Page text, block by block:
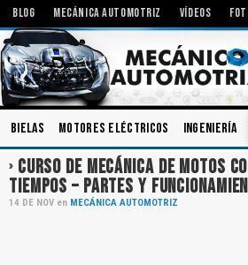
BLOG MECÁNICA AUTOMOTRIZ VÍDEOS
Bielas Motores Eléctricos Ingeniería
CURSO DE MECÁNICA DE MOTOS
TIEMPOS – PARTES Y
14 DE NOV en MECÁNICA AUTOMOTRIZ